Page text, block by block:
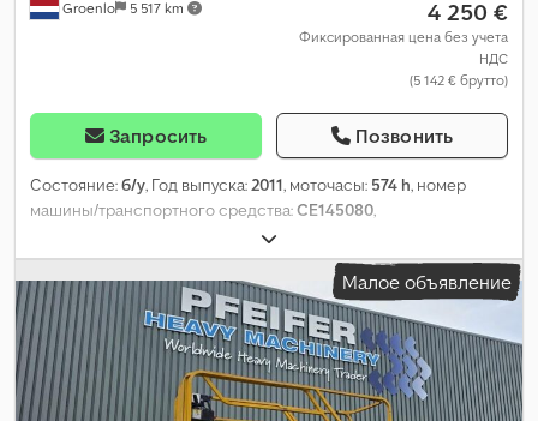
Groenlo 5 517 km 4 250 €
Фиксированная цена без учета
НДС
(5 142 € брутто)
Запросить Позвонить
Состояние:б/у, Год выпуска: 2011, моточасы: 574 h, номер
машины/транспортного средства:CE145080
Малое объявление